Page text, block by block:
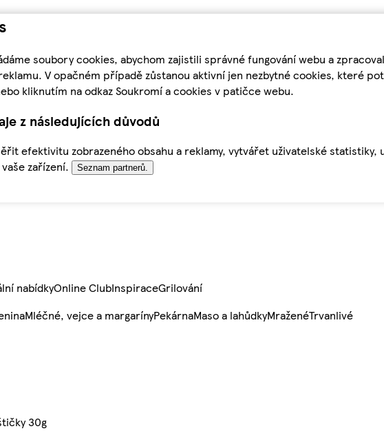
soubory cookies, abychom zajistili správné fungování webu a
V opačném případě zůstanou aktivní jen nezbytné cookies, které
kliknutím na odkaz Soukromí a cookies v patičce webu.
z následujících důvodů
efektivitu zobrazeného obsahu a reklamy, vytvářet uživatelské
zařízení.
Seznam partnerů.
nabídkyOnline ClubInspiraceGrilování
Mléčné, vejce a margarínyPekárnaMaso a lahůdkyMraženéTrvanlivé
30g